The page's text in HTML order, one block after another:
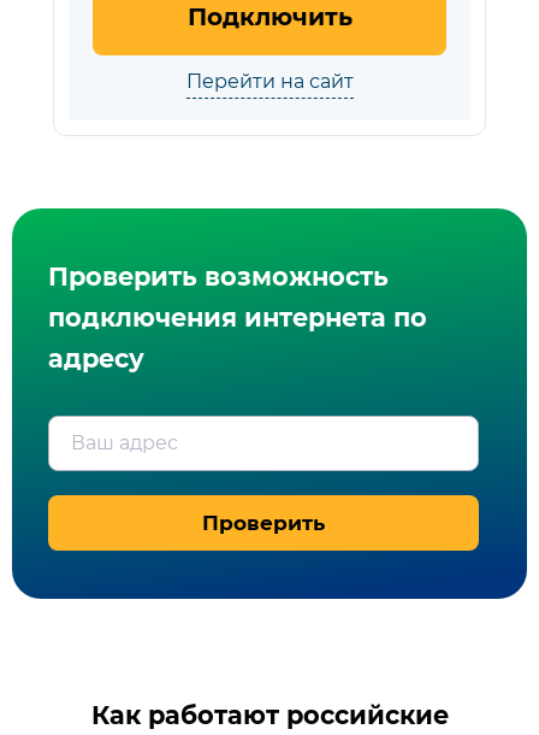
Подключить
Перейти на сайт
Проверить возможность
подключения интернета по
адресу
Ваш адрес
Проверить
Как работают российские